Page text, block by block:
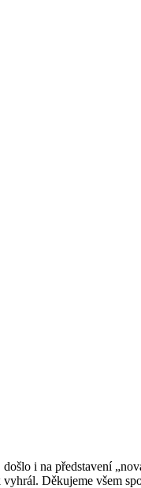
i na představení
vyhrál. Děkujeme všem